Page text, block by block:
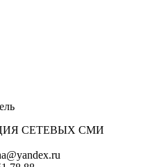
СЕТЕВЫХ СМИ